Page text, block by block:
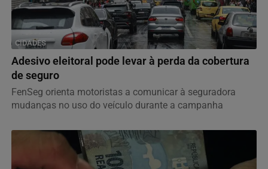
CIDADES
Adesivo eleitoral pode levar à perda da cobertura
de seguro
FenSeg orienta motoristas a comunicar à seguradora
mudanças no uso do veículo durante a campanha